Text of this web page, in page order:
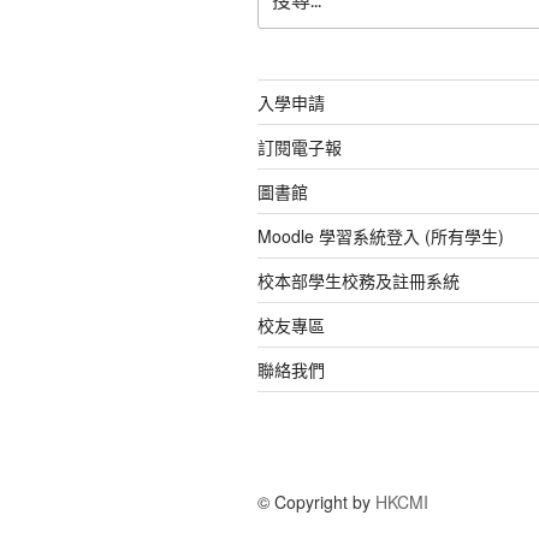
尋
關
字:
入學申請
訂閱電子報
圖書館
Moodle 學習系統登入 (所有學生)
校本部學生校務及註冊系統
校友專區
聯絡我們
© Copyright by HKCMI